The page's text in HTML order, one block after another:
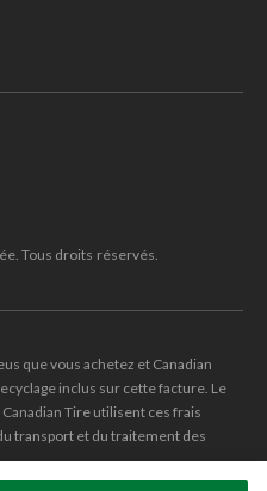
Tous droits réservés.
que vous achetez et Canadian
inclus sur cette facture. Le
Tire utilisent ces frais
transport et du traitement des